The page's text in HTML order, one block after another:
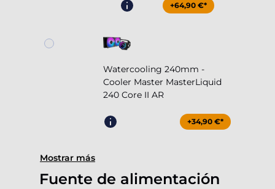
+64,90 €*
Watercooling 240mm -
Cooler Master MasterLiquid
240 Core II AR
+34,90 €*
Mostrar más
Fuente de alimentación